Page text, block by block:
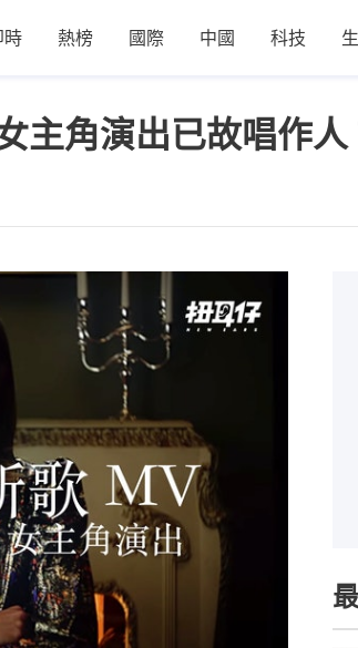
時 熱榜 國際 中國 科技
主角演出已故唱作